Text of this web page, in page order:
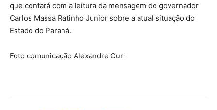
que contará com a leitura da mensagem do governador
Carlos Massa Ratinho Junior sobre a atual situação do
Estado do Paraná.
Foto comunicação Alexandre Curi